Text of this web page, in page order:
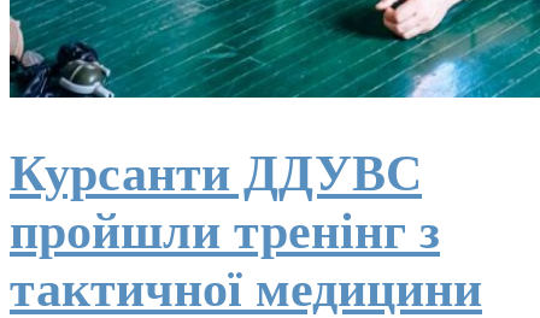
Курсанти ДДУВС
пройшли тренінг з
тактичної медицини